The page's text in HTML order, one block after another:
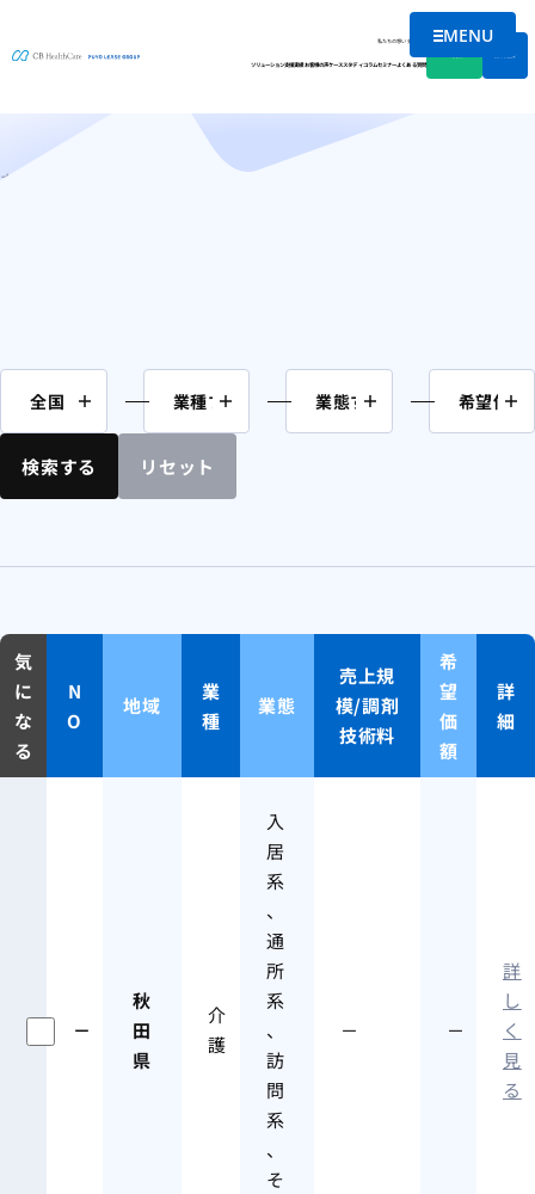
メニュー
MENU
私たちの想い会社情報
ソリューション支援実績お客様の声ケーススタディコラムセミナーよくある質問
M&A案件情報
ホーム
検索する リセット
気
に
な
る
N
O
地域
業
種
業態
売上規
模/調剤
技術料
希
望
価
額
詳
細
－
秋
田
県
介
護
入
居
系
、
通
所
系
、
訪
問
系
、
そ
－ －
詳
し
く
見
る